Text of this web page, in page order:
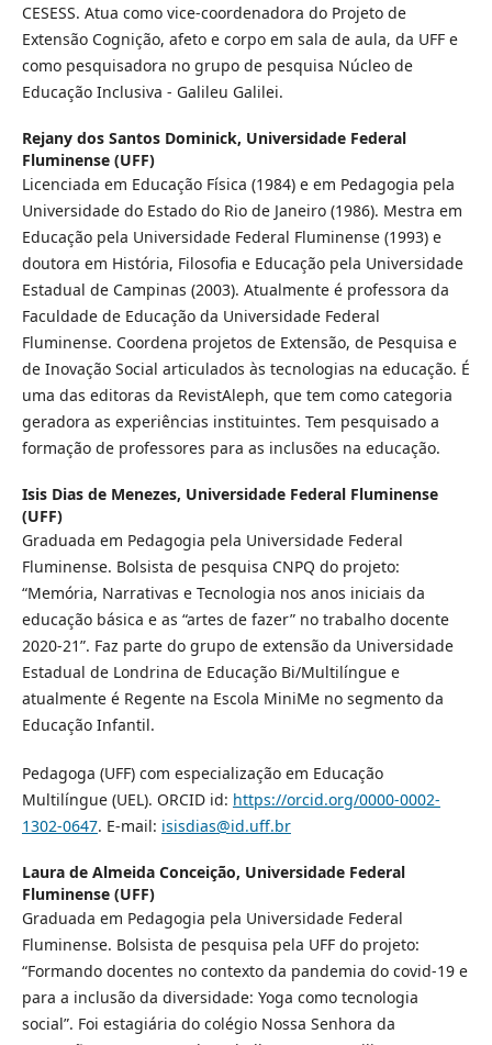
CESESS. Atua como vice-coordenadora do Projeto de
Extensão Cognição, afeto e corpo em sala de aula, da UFF e
como pesquisadora no grupo de pesquisa Núcleo de
Educação Inclusiva - Galileu Galilei.
Rejany dos Santos Dominick, Universidade Federal
Fluminense (UFF)
Licenciada em Educação Física (1984) e em Pedagogia pela
Universidade do Estado do Rio de Janeiro (1986). Mestra em
Educação pela Universidade Federal Fluminense (1993) e
doutora em História, Filosofia e Educação pela Universidade
Estadual de Campinas (2003). Atualmente é professora da
Faculdade de Educação da Universidade Federal
Fluminense. Coordena projetos de Extensão, de Pesquisa e
de Inovação Social articulados às tecnologias na educação. É
uma das editoras da RevistAleph, que tem como categoria
geradora as experiências instituintes. Tem pesquisado a
formação de professores para as inclusões na educação.
Isis Dias de Menezes, Universidade Federal Fluminense
(UFF)
Graduada em Pedagogia pela Universidade Federal
Fluminense. Bolsista de pesquisa CNPQ do projeto:
“Memória, Narrativas e Tecnologia nos anos iniciais da
educação básica e as “artes de fazer” no trabalho docente
2020-21”. Faz parte do grupo de extensão da Universidade
Estadual de Londrina de Educação Bi/Multilíngue e
atualmente é Regente na Escola MiniMe no segmento da
Educação Infantil.
Pedagoga (UFF) com especialização em Educação
Multilíngue (UEL). ORCID id: https://orcid.org/0000-0002-
1302-0647. E-mail: isisdias@id.uff.br
Laura de Almeida Conceição, Universidade Federal
Fluminense (UFF)
Graduada em Pedagogia pela Universidade Federal
Fluminense. Bolsista de pesquisa pela UFF do projeto:
“Formando docentes no contexto da pandemia do covid-19 e
para a inclusão da diversidade: Yoga como tecnologia
social”. Foi estagiária do colégio Nossa Senhora da